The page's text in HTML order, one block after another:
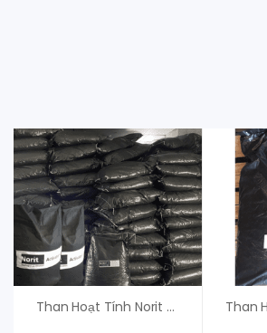
Than Hoạt Tính Norit ROX 0.8 – Giá Tốt